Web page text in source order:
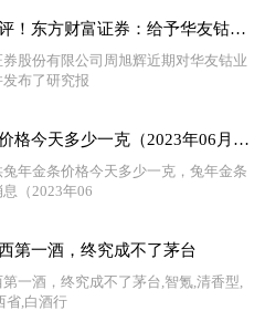
世界热点评！东方财富证券：给予华友钴业增持评级
股份有限公司周旭辉近期对华友钴业
布了研究报
兔年金条价格今天多少一克（2023年06月29日）-环球快资讯
年金条价格今天多少一克，兔年金条
（2023年06
第一酒，终究成不了茅台
一酒，终究成不了茅台,智氪,清香型,
省,白酒行